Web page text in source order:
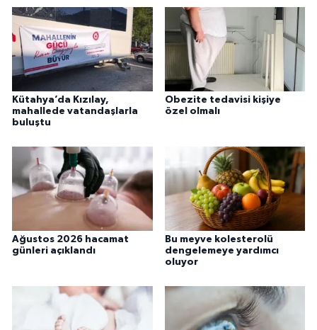
Kütahya’da Kızılay,
mahallede vatandaşlarla
buluştu
Obezite tedavisi kişiye
özel olmalı
Ağustos 2026 hacamat
günleri açıklandı
Bu meyve kolesterolü
dengelemeye yardımcı
oluyor